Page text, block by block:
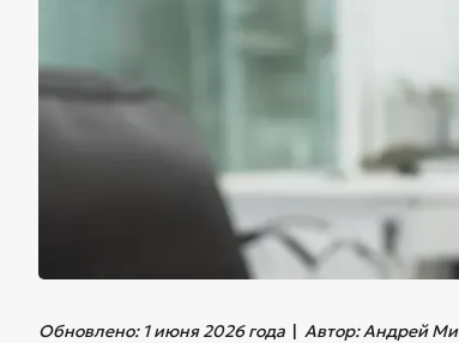
Обновлено: 1 июня 2026 года | Автор: Андрей